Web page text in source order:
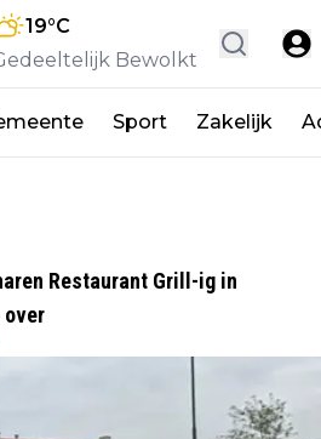
19°C
Bewolkt
Sport Zakelijk
Restaurant Grill-ig in
over